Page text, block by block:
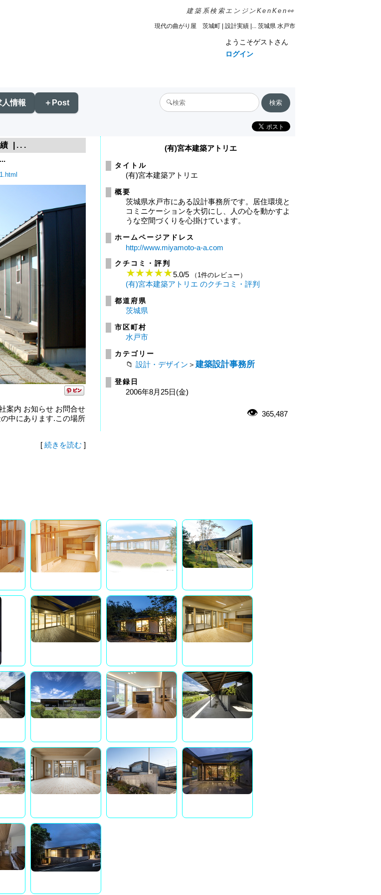
建築系検索エンジンKenKen👀
現代の曲がり屋 茨城町 | 設計実績 |... 茨城県 水戸市
ようこそゲストさん
ログイン
人情報 ＋Post
|...
案内 お知らせ お問合せ
中にあります.この場所
[ 続きを読む ]
(有)宮本建築アトリエ
タイトル
(有)宮本建築アトリエ
概要
茨城県水戸市にある設計事務所です。居住環境と
コミニケーションを大切にし、人の心を動かすよ
うな空間づくりを心掛けています。
ホームページアドレス
http://www.miyamoto-a-a.com
クチコミ・評判
5.0/5 （1件のレビュー）
(有)宮本建築アトリエ のクチコミ・評判
都道府県
茨城県
市区町村
水戸市
カテゴリー
設計・デザイン ＞ 建築設計事務所
登録日
2006年8月25日(金)
365,487